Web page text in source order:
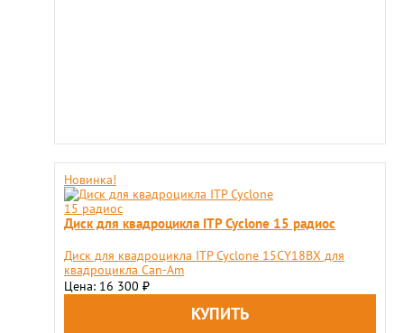
Новинка!
Диск для квадроцикла ITP Cyclone 15 радиос
Диск для квадроцикла ITP Cyclone 15CY18BX для
квадроцикла Can-Am
Цена: 16 300 ₽